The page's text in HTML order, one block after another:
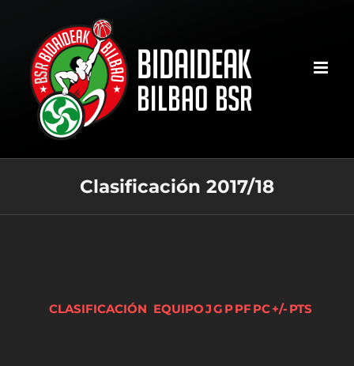
contenido
Clasificación 2017/18
CLASIFICACIÓN EQUIPOJG PPFPC+/- PTS